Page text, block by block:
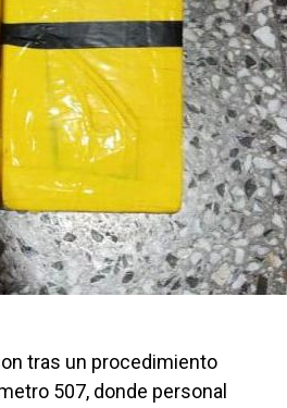
tras un procedimiento
507, donde personal